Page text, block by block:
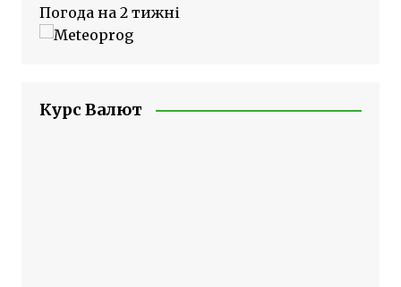
Погода на 2 тижні
Курс Валют